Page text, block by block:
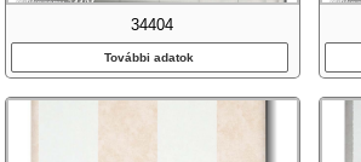
34404
További adatok